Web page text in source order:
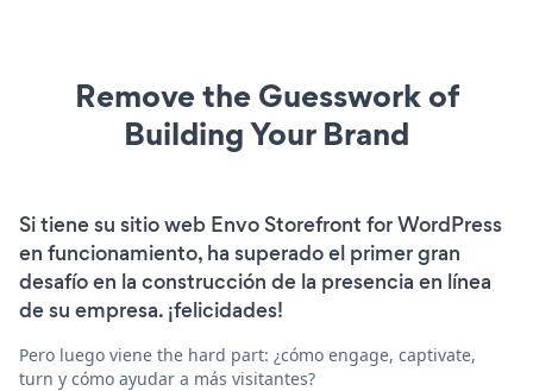
Remove the Guesswork of
Building Your Brand
Si tiene su sitio web Envo Storefront for WordPress
en funcionamiento, ha superado el primer gran
desafío en la construcción de la presencia en línea
de su empresa. ¡felicidades!
Pero luego viene the hard part: ¿cómo engage, captivate,
turn y cómo ayudar a más visitantes?